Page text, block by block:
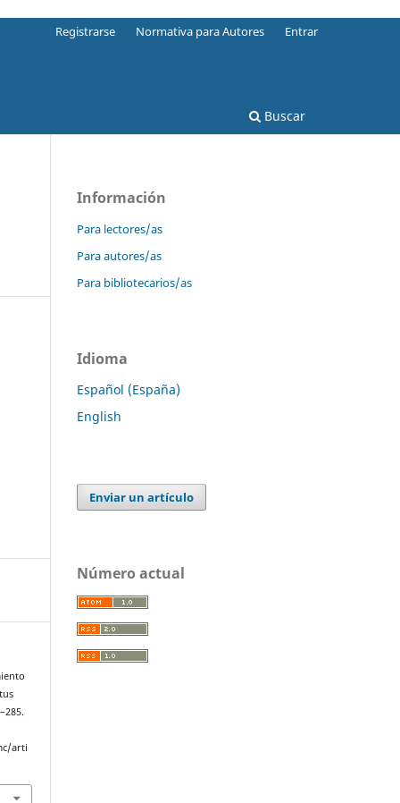
Buscar
Registrarse Normativa para Autores Entrar
arti
Información
Para lectores/as
Para autores/as
Para bibliotecarios/as
Idioma
Español (España)
English
Enviar un artículo
Número actual